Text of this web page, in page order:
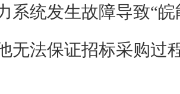
系统发生故障导致“皖
无法保证招标采购过